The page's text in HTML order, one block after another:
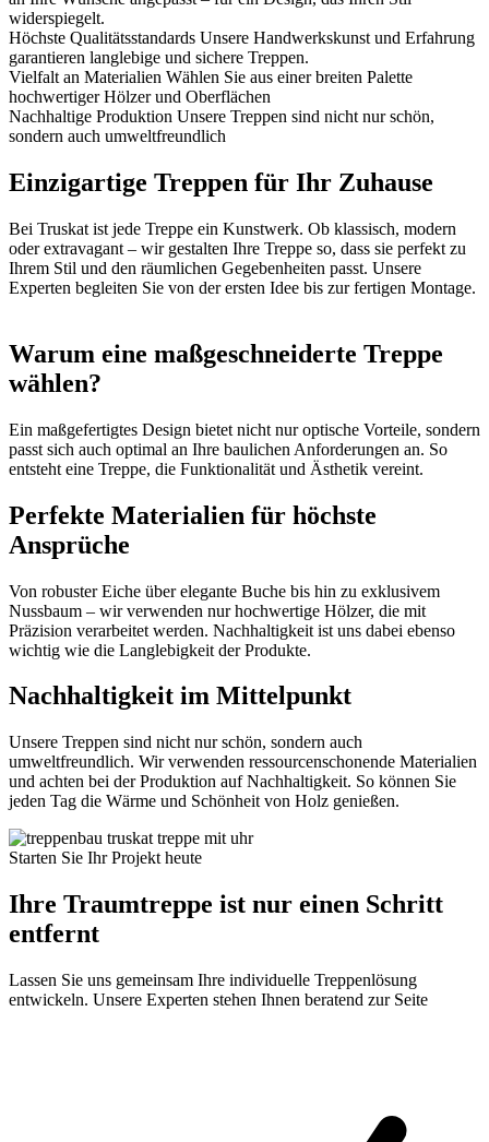
widerspiegelt.
Höchste Qualitätsstandards Unsere Handwerkskunst und Erfahrung
garantieren langlebige und sichere Treppen.
Vielfalt an Materialien Wählen Sie aus einer breiten Palette
hochwertiger Hölzer und Oberflächen
Nachhaltige Produktion Unsere Treppen sind nicht nur schön,
sondern auch umweltfreundlich
Einzigartige Treppen für Ihr Zuhause
Bei Truskat ist jede Treppe ein Kunstwerk. Ob klassisch, modern
oder extravagant – wir gestalten Ihre Treppe so, dass sie perfekt zu
Ihrem Stil und den räumlichen Gegebenheiten passt. Unsere
Experten begleiten Sie von der ersten Idee bis zur fertigen Montage.
Warum eine maßgeschneiderte Treppe
wählen?
Ein maßgefertigtes Design bietet nicht nur optische Vorteile, sondern
passt sich auch optimal an Ihre baulichen Anforderungen an. So
entsteht eine Treppe, die Funktionalität und Ästhetik vereint.
Perfekte Materialien für höchste
Ansprüche
Von robuster Eiche über elegante Buche bis hin zu exklusivem
Nussbaum – wir verwenden nur hochwertige Hölzer, die mit
Präzision verarbeitet werden. Nachhaltigkeit ist uns dabei ebenso
wichtig wie die Langlebigkeit der Produkte.
Nachhaltigkeit im Mittelpunkt
Unsere Treppen sind nicht nur schön, sondern auch
umweltfreundlich. Wir verwenden ressourcenschonende Materialien
und achten bei der Produktion auf Nachhaltigkeit. So können Sie
jeden Tag die Wärme und Schönheit von Holz genießen.
Starten Sie Ihr Projekt heute
Ihre Traumtreppe ist nur einen Schritt
entfernt
Lassen Sie uns gemeinsam Ihre individuelle Treppenlösung
entwickeln. Unsere Experten stehen Ihnen beratend zur Seite